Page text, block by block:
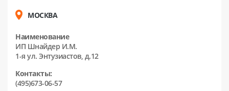
МОСКВА
Наименование
ИП Шнайдер И.М.
1-я ул. Энтузиастов, д.12
Контакты:
(495)673-06-57